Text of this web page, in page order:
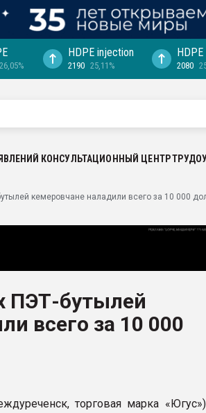
26,05%
HDPE injection
2190 25,11% 2080
КОНСУЛЬТАЦИОННЫЙ ЦЕНТР
кемеровчане наладили всего за 10 000
ПЭТ-бутылей
всего за 10 000
торговая марка